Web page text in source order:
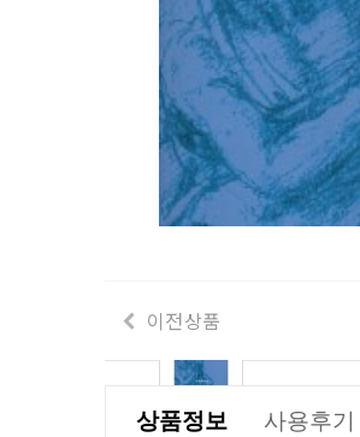
이전상품
상품정보 사용후기